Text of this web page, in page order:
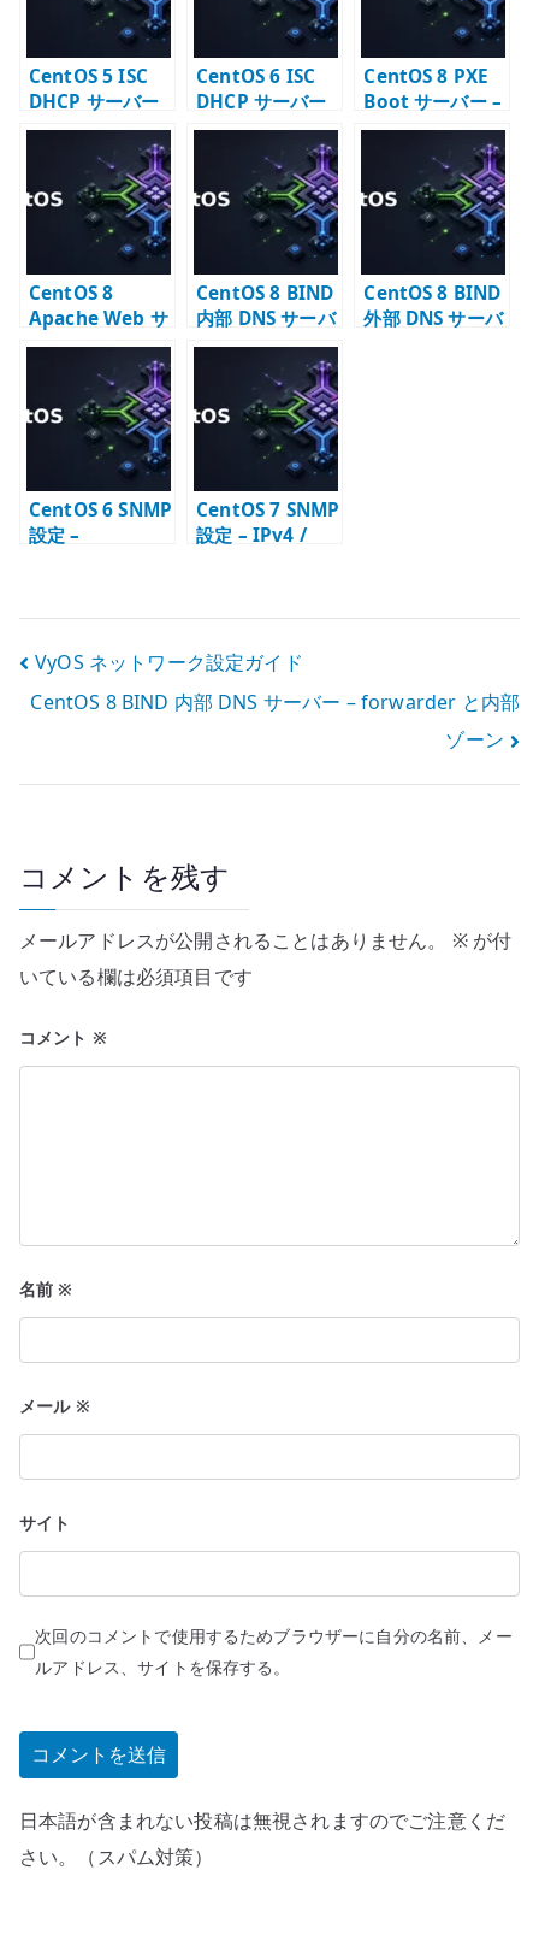
CentOS 5 ISC
DHCP サーバー
構築 –
dhcpd.conf と
配布設定
CentOS 6 ISC
DHCP サーバー
構築 –
dhcpd.conf と
配布設定
CentOS 8 PXE
Boot サーバー –
TFTP / DHCP /
pxelinux の基本
CentOS 8
Apache Web サ
ーバー – httpd
の基本設定
CentOS 8 BIND
内部 DNS サーバ
ー – forwarder
と内部ゾーン
CentOS 8 BIND
外部 DNS サーバ
CentOS 6 SNMP
設定 –
CentOS 7 SNMP
設定 – IPv4 /
投
稿
ゲ
ー
シ
ン
VyOS ネットワーク設定ガイド
CentOS 8 BIND 内部 DNS サーバー – forwarder と内部
ゾーン
コメントを残す
メールアドレスが公開されることはありません。 ※が付
いている欄は必須項目です
コメント ※
名前※
メール ※
サイト
次回のコメントで使用するためブラウザーに自分の名前、メー
ルアドレス、サイトを保存する。
日本語が含まれない投稿は無視されますのでご注意くだ
さい。（スパム対策）